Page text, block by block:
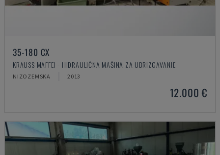
35-180 CX
KRAUSS MAFFEI - HIDRAULIČNA MAŠINA ZA UBRIZGAVANJE
NIZOZEMSKA 2013
12.000 €